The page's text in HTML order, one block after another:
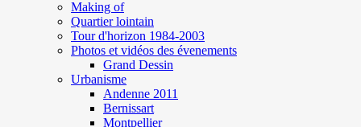
Making of
Quartier lointain
Tour d'horizon 1984-2003
Photos et vidéos des évenements
Grand Dessin
Urbanisme
Andenne 2011
Bernissart
Montpellier